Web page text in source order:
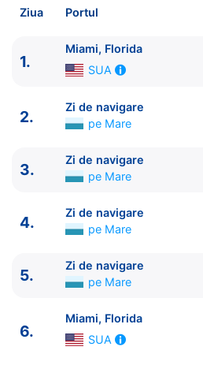
Plecare pe 09 Noi 2027 din
Norwegian Cruise Line
ITINERARIU
Ziua | Portul | Sosire - Plecare
Ziua Portul
1.
Miami, Florida
SUA
2.
Zi de navigare
pe Mare
3.
Zi de navigare
pe Mare
4.
Zi de navigare
pe Mare
5.
Zi de navigare
pe Mare
6.
Miami, Florida
SUA